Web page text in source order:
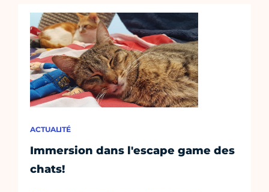
ACTUALITÉ
Immersion dans l'escape game des
chats!